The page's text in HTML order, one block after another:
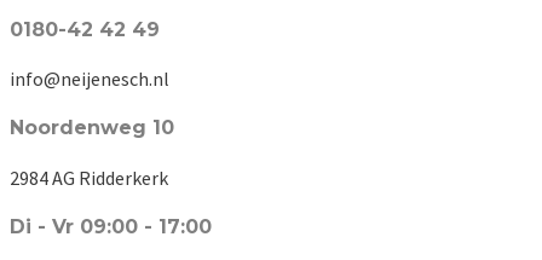
0180-42 42 49
info@neijenesch.nl
Noordenweg 10
2984 AG Ridderkerk
Di - Vr 09:00 - 17:00